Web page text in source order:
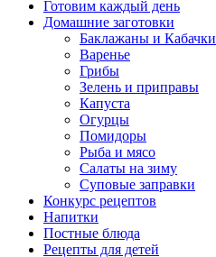
Готовим каждый день
Домашние заготовки
Баклажаны и Кабачки
Варенье
Грибы
Зелень и приправы
Капуста
Огурцы
Помидоры
Рыба и мясо
Салаты на зиму
Суповые заправки
Конкурс рецептов
Напитки
Постные блюда
Рецепты для детей